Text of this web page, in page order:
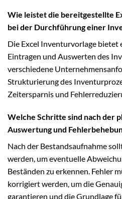
Wie leistet die bereitgestellte
bei der Durchführung einer
Die Excel Inventurvorlage bietet
Eintragen und Auswerten des
verschiedene
Strukturierung des
Zeitersparnis und
Welche Schritte sind nach der
Auswertung und
Nach der Bestandsaufnahme
werden, um eventuelle
Beständen zu erkennen. Fehler
korrigiert werden, um die
garantieren und die Grundlage